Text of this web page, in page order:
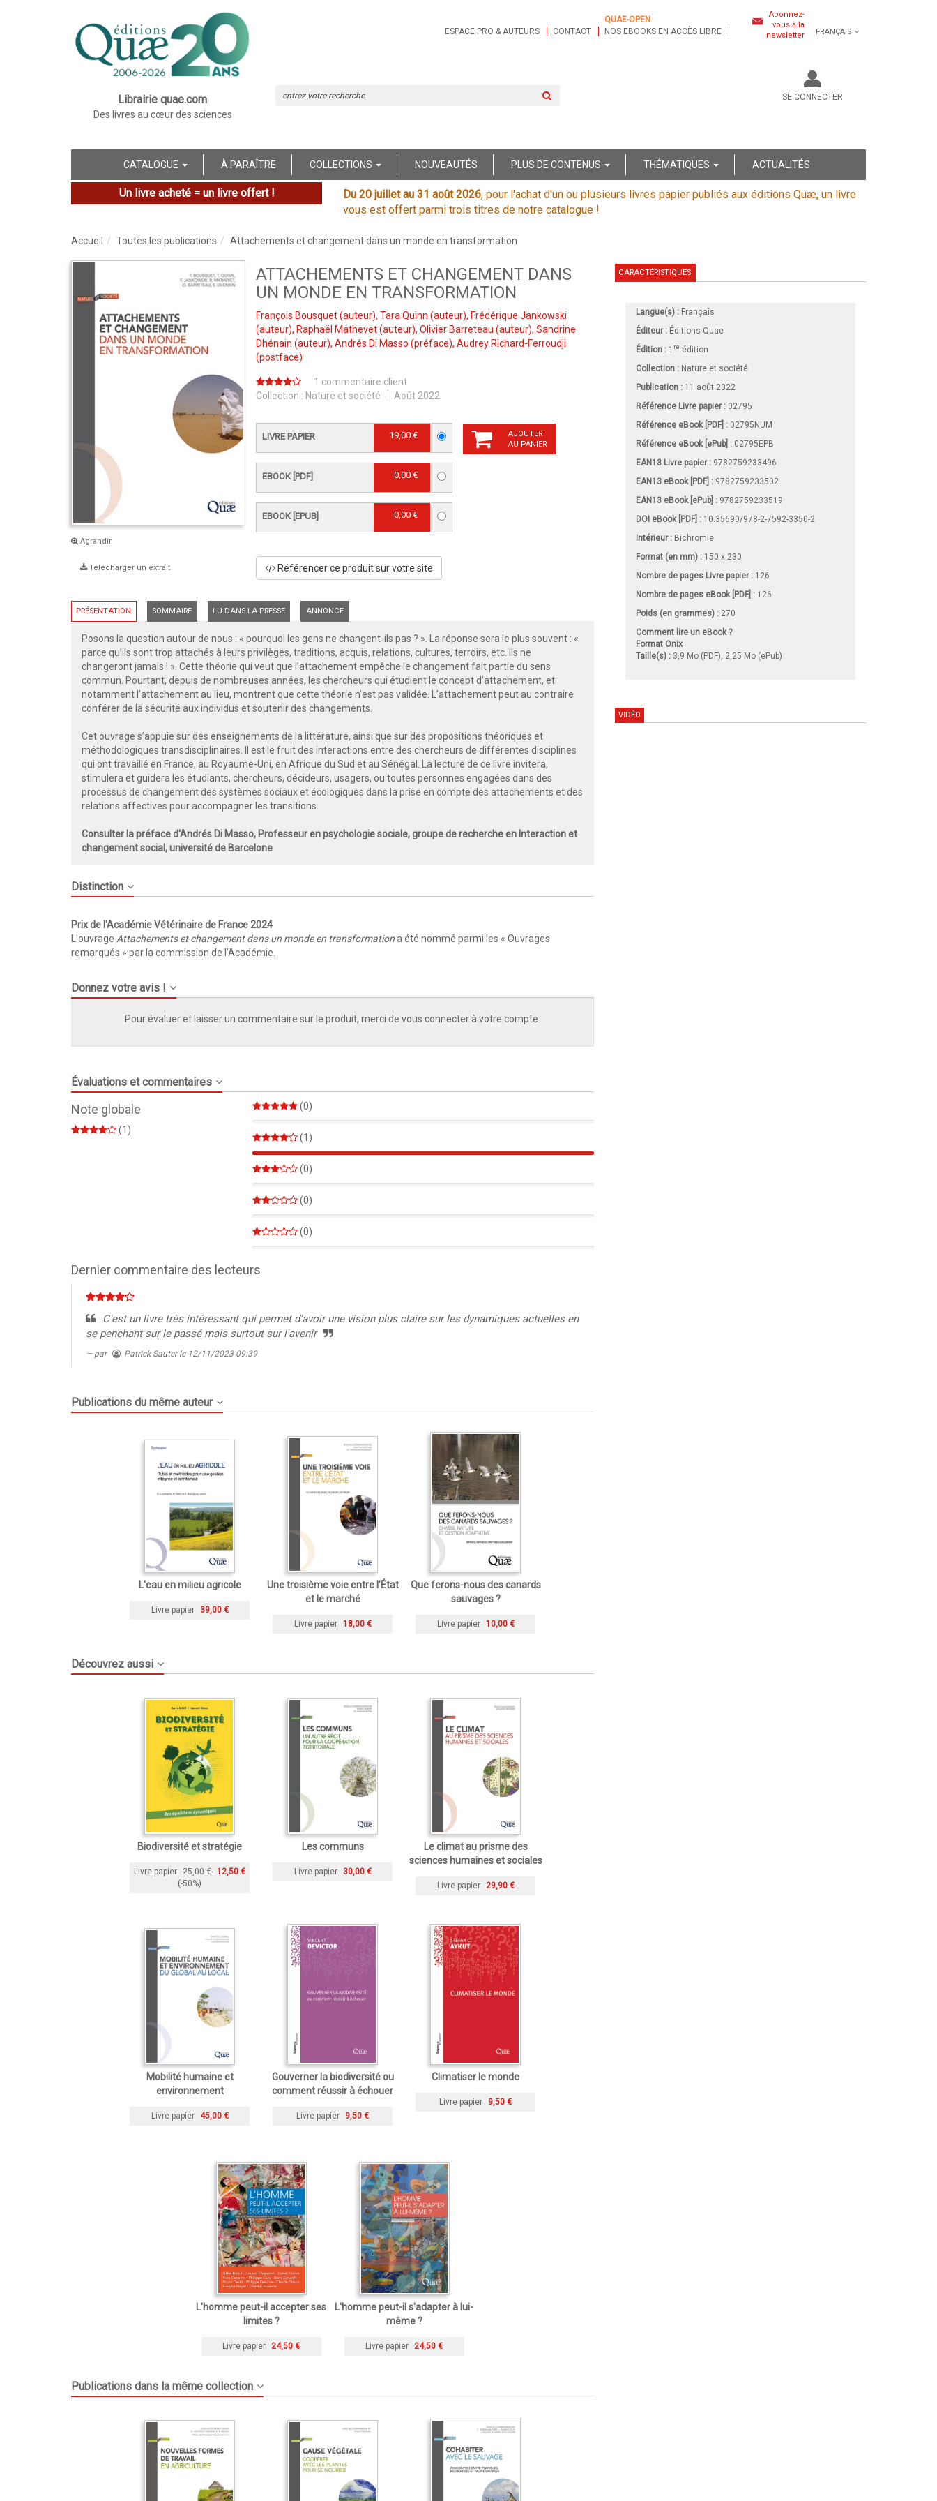
Librairie quae.com
Des livres au cœur des sciences
ESPACE PRO & AUTEURS CONTACT
QUAE-OPEN
NOS EBOOKS EN ACCÈS LIBRE
Abonnez-
vous à la
newsletter
FRANÇAIS
SE CONNECTER
CATALOGUE À PARAÎTRE COLLECTIONS NOUVEAUTÉS PLUS DE CONTENUS THÉMATIQUES ACTUALITÉS
Un livre acheté = un livre offert ! Du 20 juillet au 31 août 2026, pour l'achat d'un ou plusieurs livres papier publiés aux éditions Quæ, un livre
vous est offert parmi trois titres de notre catalogue !
Accueil Toutes les publications Attachements et changement dans un monde en transformation
Agrandir
Télécharger un extrait
ATTACHEMENTS ET CHANGEMENT DANS
UN MONDE EN TRANSFORMATION
François Bousquet(auteur), Tara Quinn (auteur), Frédérique Jankowski
(auteur), Raphaël Mathevet(auteur), Olivier Barreteau (auteur), Sandrine
Dhénain (auteur), Andrés Di Masso (préface), Audrey Richard-Ferroudji
(postface)
1 commentaire client
Collection : Nature et société Août 2022
LIVRE PAPIER 19,00 €
EBOOK [PDF] 0,00 €
EBOOK [EPUB] 0,00 €
AJOUTER
AU PANIER
Référencer ce produit sur votre site
PRÉSENTATION SOMMAIRE LU DANS LA PRESSE ANNONCE
Posons la question autour de nous : « pourquoi les gens ne changent-ils pas ? ». La réponse sera le plus souvent : «
parce qu’ils sont trop attachés à leurs privilèges, traditions, acquis, relations, cultures, terroirs, etc. Ils ne
changeront jamais ! ». Cette théorie qui veut que l’attachement empêche le changement fait partie du sens
commun. Pourtant, depuis de nombreuses années, les chercheurs qui étudient le concept d’attachement, et
notamment l’attachement au lieu, montrent que cette théorie n’est pas validée. L’attachement peut au contraire
conférer de la sécurité aux individus et soutenir des changements.
Cet ouvrage s’appuie sur des enseignements de la littérature, ainsi que sur des propositions théoriques et
méthodologiques transdisciplinaires. Il est le fruit des interactions entre des chercheurs de différentes disciplines
qui ont travaillé en France, au Royaume-Uni, en Afrique du Sud et au Sénégal. La lecture de ce livre invitera,
stimulera et guidera les étudiants, chercheurs, décideurs, usagers, ou toutes personnes engagées dans des
processus de changement des systèmes sociaux et écologiques dans la prise en compte des attachements et des
relations affectives pour accompagner les transitions.
Consulter la préface d'Andrés Di Masso, Professeur en psychologie sociale, groupe de recherche en Interaction et
changement social, université de Barcelone
Distinction
Prix de l'Académie Vétérinaire de France 2024
L'ouvrage Attachements et changement dans un monde en transformationa été nommé parmi les « Ouvrages
remarqués » par la commission de l’Académie.
Donnez votre avis !
Pour évaluer et laisser un commentaire sur le produit, merci de vous connecter à votre compte.
Évaluations et commentaires
Note globale
(1)
(0)
(1)
100%
(0)
(0)
(0)
Dernier commentaire des lecteurs
C'est un livre très intéressant qui permet d'avoir une vision plus claire sur les dynamiques actuelles en
se penchant sur le passé mais surtout sur l'avenir
par Patrick Sauterle 12/11/2023 09:39
Publications du même auteur
L'eau en milieu agricole
Livre papier 39,00 €
Une troisième voie entre l’État
et le marché
Livre papier 18,00 €
Que ferons-nous des canards
sauvages ?
Livre papier 10,00 €
Découvrez aussi
Biodiversité et stratégie
Livre papier 25,00 € 12,50 €
(-50%)
Les communs
Livre papier 30,00 €
Le climat au prisme des
sciences humaines et sociales
Livre papier 29,90 €
Mobilité humaine et
environnement
Livre papier 45,00 €
Gouverner la biodiversité ou
comment réussir à échouer
Livre papier 9,50 €
Climatiser le monde
Livre papier 9,50 €
L'homme peut-il accepter ses
limites ?
Livre papier 24,50 €
L'homme peut-il s'adapter à lui-
même ?
Livre papier 24,50 €
Publications dans la même collection
CARACTÉRISTIQUES
Langue(s) : Français
Éditeur : Éditions Quae
Édition : 1 re édition
Collection : Nature et société
Publication : 11 août 2022
Référence Livre papier : 02795
Référence eBook [PDF] : 02795NUM
Référence eBook [ePub] : 02795EPB
EAN13 Livre papier : 9782759233496
EAN13 eBook [PDF] : 9782759233502
EAN13 eBook [ePub] : 9782759233519
DOI eBook [PDF] : 10.35690/978-2-7592-3350-2
Intérieur : Bichromie
Format (en mm) : 150 x 230
Nombre de pages Livre papier: 126
Nombre de pages eBook [PDF] : 126
Poids (en grammes) : 270
Comment lire un eBook ?
Format Onix
Taille(s) : 3,9 Mo (PDF), 2,25 Mo (ePub)
VIDÉO